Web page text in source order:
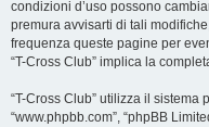
condizioni d’uso possono
premura avvisarti di tali
frequenza queste pagine per
“T-Cross Club” implica la
“T-Cross Club” utilizza il sistema
“www.phpbb.com”, “phpBB